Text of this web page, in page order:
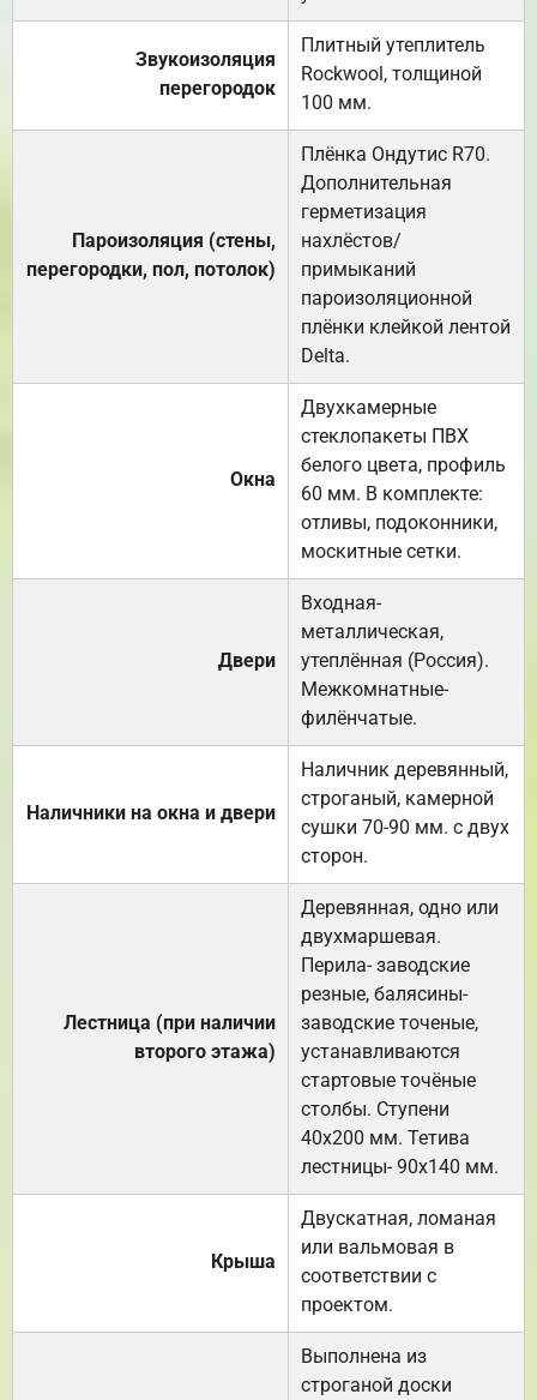
Звукоизоляция
перегородок
Плитный утеплитель
Rockwool, толщиной
100 мм.
Пароизоляция (стены,
перегородки, пол, потолок)
Плёнка Ондутис R70.
Дополнительная
герметизация
нахлёстов/
примыканий
пароизоляционной
плёнки клейкой лентой
Delta.
Окна
Двухкамерные
стеклопакеты ПВХ
белого цвета, профиль
60 мм. В комплекте:
отливы, подоконники,
москитные сетки.
Двери
Входная-
металлическая,
утеплённая (Россия).
Межкомнатные-
филёнчатые.
Наличники на окна и двери
Наличник деревянный,
строганый, камерной
сушки 70-90 мм. с двух
сторон.
Лестница (при наличии
второго этажа)
Деревянная, одно или
двухмаршевая.
Перила- заводские
резные, балясины-
заводские точеные,
устанавливаются
стартовые точёные
столбы. Ступени
40х200 мм. Тетива
лестницы- 90х140 мм.
Крыша
Двускатная, ломаная
или вальмовая в
соответствии с
проектом.
Выполнена из
строганой доски